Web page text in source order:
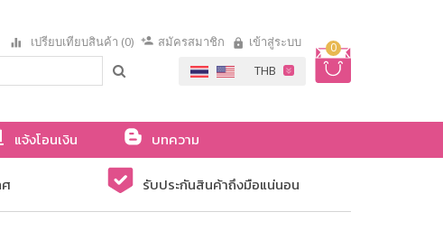
0
เปรียบเทียบสินค้า (0) สมัครสมาชิก เข้าสู่ระบบ
แจ้งโอนเงิน
บทความ
รับประกันสินค้าถึงมือแน่นอน